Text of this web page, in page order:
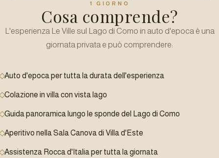
1 GIORNO
Cosa comprende?
L'esperienza Le Ville sul Lago di Como in auto d'epoca è una
giornata privata e può comprendere:
Auto d'epoca per tutta la durata dell'esperienza
Colazione in villa con vista lago
Guida panoramica lungo le sponde del Lago di Como
Aperitivo nella Sala Canova di Villa d'Este
Assistenza Rocca d'Italia per tutta la giornata